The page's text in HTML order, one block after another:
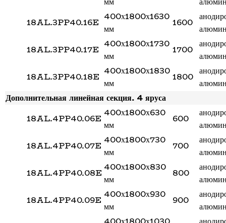
18AL.3PP40.16E 400х1800х1630
мм
1600
18AL.3PP40.17E 400х1800х1730
мм
1700
18AL.3PP40.18E 400х1800х1830
мм
1800
Дополнительная линейная секция. 4 яруса
18AL.4PP40.06E 400х1800х630
мм
600
18AL.4PP40.07E 400х1800х730
мм
700
18AL.4PP40.08E 400х1800х830
мм
800
18AL.4PP40.09E 400х1800х930
мм
900